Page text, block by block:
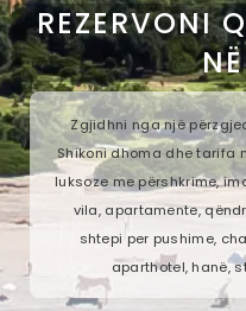
REZERVONI
Zgjidhni nga një
Shikoni dhoma dhe tarifa
luksoze me përshkrime,
vila, apartamente,
shtepi per pushime,
aparthotel, hanë,